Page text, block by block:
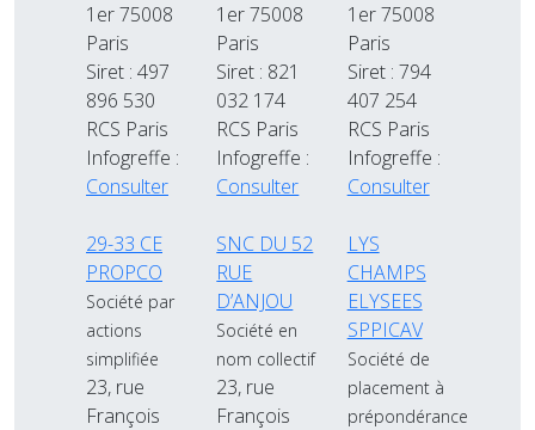
1er 75008
Paris
Siret : 497
896 530
RCS Paris
Infogreffe :
Consulter
1er 75008
Paris
Siret : 821
032 174
RCS Paris
Infogreffe :
Consulter
1er 75008
Paris
Siret : 794
407 254
RCS Paris
Infogreffe :
Consulter
29-33 CE
PROPCO
Société par
actions
simplifiée
23, rue
François
SNC DU 52
RUE
D’ANJOU
Société en
nom collectif
23, rue
François
LYS
CHAMPS
ELYSEES
SPPICAV
Société de
placement à
prépondérance